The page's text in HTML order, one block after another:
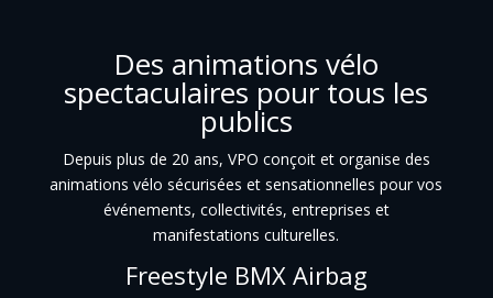
Des animations vélo
spectaculaires pour tous les
publics
Depuis plus de 20 ans, VPO conçoit et organise des
animations vélo sécurisées et sensationnelles pour vos
événements, collectivités, entreprises et
manifestations culturelles.
Freestyle BMX Airbag